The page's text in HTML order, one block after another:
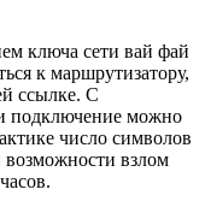
ключа сети вай фай
к маршрутизатору,
ссылке. С
подключение можно
число символов
возможности взлом